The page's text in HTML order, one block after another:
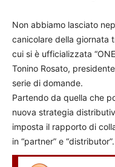
Non abbiamo lasciato
canicolare della giornata
cui si è ufficializzata
Tonino Rosato,
serie di domande.
Partendo da quella che
nuova strategia
imposta il rapporto di
in “partner” e “distributor”.